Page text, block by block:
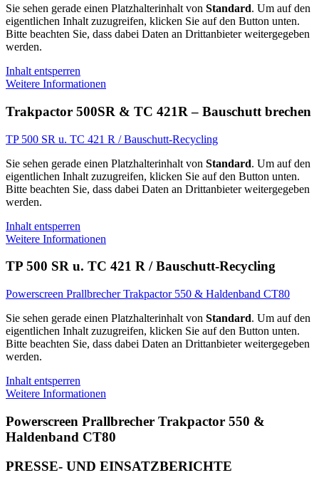
Sie sehen gerade einen Platzhalterinhalt von Standard. Um auf den
eigentlichen Inhalt zuzugreifen, klicken Sie auf den Button unten.
Bitte beachten Sie, dass dabei Daten an Drittanbieter weitergegeben
werden.
Inhalt entsperren
Weitere Informationen
Trakpactor 500SR & TC 421R – Bauschutt brechen
TP 500 SR u. TC 421 R / Bauschutt-Recycling
Sie sehen gerade einen Platzhalterinhalt von Standard. Um auf den
eigentlichen Inhalt zuzugreifen, klicken Sie auf den Button unten.
Bitte beachten Sie, dass dabei Daten an Drittanbieter weitergegeben
werden.
Inhalt entsperren
Weitere Informationen
TP 500 SR u. TC 421 R / Bauschutt-Recycling
Powerscreen Prallbrecher Trakpactor 550 & Haldenband CT80
Sie sehen gerade einen Platzhalterinhalt von Standard. Um auf den
eigentlichen Inhalt zuzugreifen, klicken Sie auf den Button unten.
Bitte beachten Sie, dass dabei Daten an Drittanbieter weitergegeben
werden.
Inhalt entsperren
Weitere Informationen
Powerscreen Prallbrecher Trakpactor 550 &
Haldenband CT80
PRESSE- UND EINSATZBERICHTE